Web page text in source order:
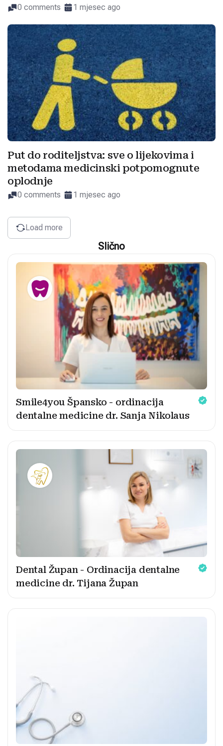
0 comments 1 mjesec ago
Put do roditeljstva: sve o lijekovima i
metodama medicinski potpomognute
oplodnje
0 comments 1 mjesec ago
Load more
Slično
Smile4you Špansko - ordinacija
dentalne medicine dr. Sanja Nikolaus
Dental Župan - Ordinacija dentalne
medicine dr. Tijana Župan